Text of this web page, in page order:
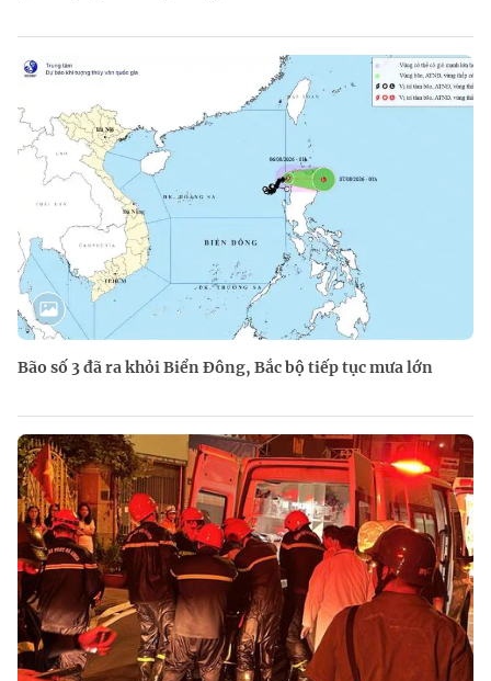
Bão số 3 đã ra khỏi Biển Đông, Bắc bộ tiếp tục mưa lớn